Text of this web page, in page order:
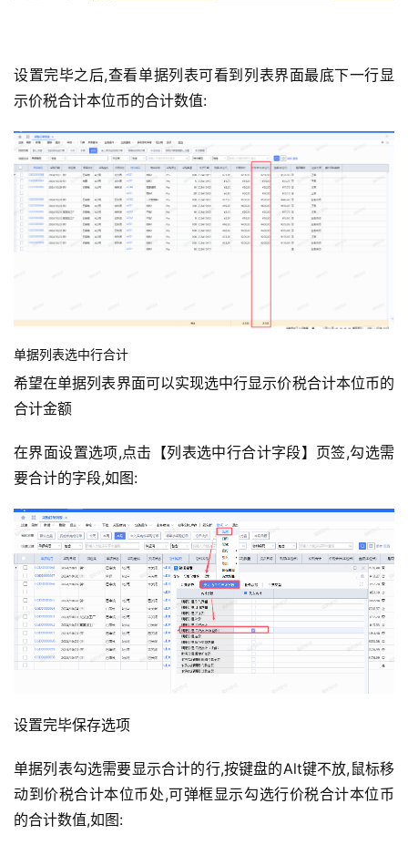
设置完毕之后,查看单据列表可看到列表界面最底下一行显
示价税合计本位币的合计数值:
单据列表选中行合计
希望在单据列表界面可以实现选中行显示价税合计本位币的
合计金额
在界面设置选项,点击【列表选中行合计字段】页签,勾选需
要合计的字段,如图:
设置完毕保存选项
单据列表勾选需要显示合计的行,按键盘的Alt键不放,鼠标移
动到价税合计本位币处,可弹框显示勾选行价税合计本位币
的合计数值,如图: